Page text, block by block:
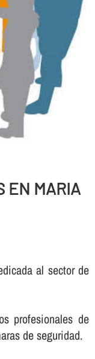
EN MARIA
al sector de
profesionales de
de seguridad.